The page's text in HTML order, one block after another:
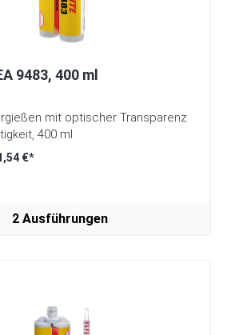
9483, 400 ml
mit optischer Transparenz
400 ml
€*
2 Ausführungen